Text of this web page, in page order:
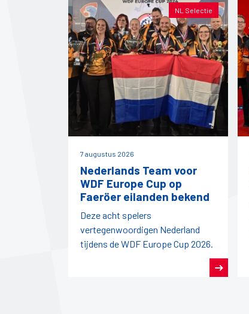
NL Selectie
7 augustus 2026
Nederlands Team voor
WDF Europe Cup op
Faeröer eilanden bekend
Deze acht spelers
vertegenwoordigen Nederland
tijdens de WDF Europe Cup 2026.